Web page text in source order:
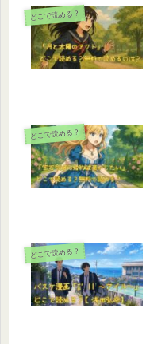
どこで読める？
どこで読める？
どこで読める？